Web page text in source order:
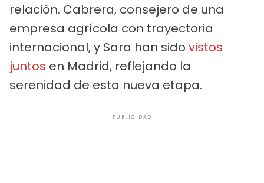
relación. Cabrera, consejero de una
empresa agrícola con trayectoria
internacional, y Sara han sido vistos
juntos en Madrid, reflejando la
serenidad de esta nueva etapa.
PUBLICIDAD